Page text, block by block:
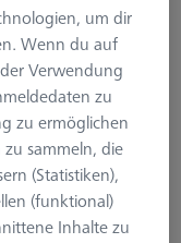
Seite drucken
um dir
Wenn du auf
Verwendung
zu
zu ermöglichen
sammeln, die
(Statistiken),
(funktional)
Inhalte zu